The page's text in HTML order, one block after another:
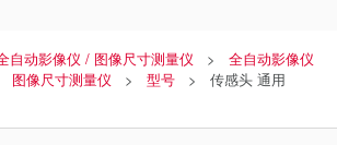
自动影像仪 / 图像尺寸测量仪
全自动影像仪
图像尺寸测量仪 型号
传感头 通用